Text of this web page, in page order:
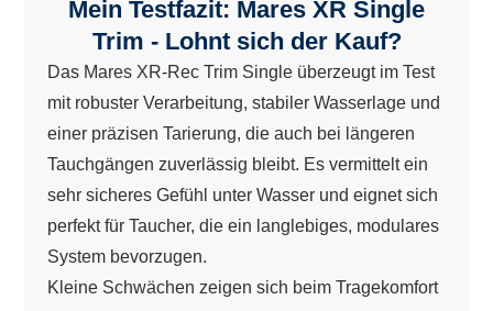
Mein Testfazit: Mares XR Single
Trim - Lohnt sich der Kauf?
Das Mares XR-Rec Trim Single überzeugt im Test
mit robuster Verarbeitung, stabiler Wasserlage und
einer präzisen Tarierung, die auch bei längeren
Tauchgängen zuverlässig bleibt. Es vermittelt ein
sehr sicheres Gefühl unter Wasser und eignet sich
perfekt für Taucher, die ein langlebiges, modulares
System bevorzugen.
Kleine Schwächen zeigen sich beim Tragekomfort